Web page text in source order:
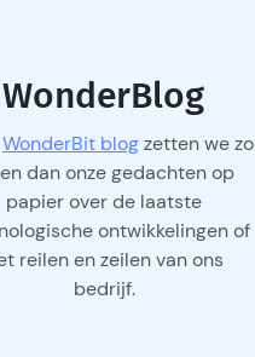
WonderBlog
WonderBit blogzetten we zo
dan onze gedachten op
papier over de laatste
ontwikkelingen of
reilen en zeilen van ons
bedrijf.